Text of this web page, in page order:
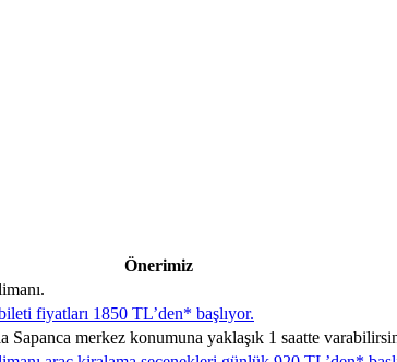
Önerimiz
fiyatları 1850 TL’den* başlıyor.
Sapanca merkez konumuna yaklaşık 1 saatte